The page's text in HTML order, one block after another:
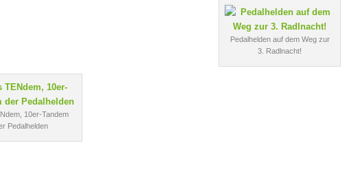
Pedalhelden auf dem Weg zur
3. Radlnacht!
10er-Tandem
Pedalhelden